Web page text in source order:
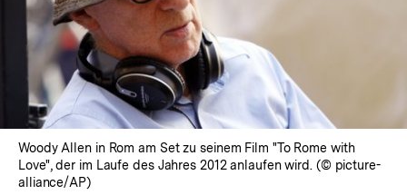
öffnen
Woody Allen in Rom am Set zu seinem Film "To Rome with
Love", der im Laufe des Jahres 2012 anlaufen wird. (© picture-
alliance/AP)